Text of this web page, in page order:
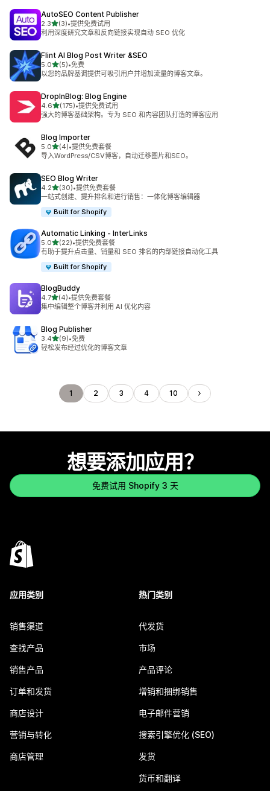
AutoSEO Content Publisher
2.3星（满分 5 星）
(3)
总共 3 条评论
•提供免费试用
利用深度研究文章和反向链接实现自动 SEO 优化
Flint AI Blog Post Writer &SEO
5.0星（满分 5 星）
(5)
总共 5 条评论
•免费
以您的品牌基调提供可吸引用户并增加流量的博客文章。
DropInBlog: Blog Engine
4.6星（满分 5 星）
(175)
总共 175 条评论
•提供免费试用
强大的博客基础架构。专为 SEO 和内容团队打造的博客应用
Blog Importer
5.0星（满分 5 星）
(4)
总共 4 条评论
•提供免费套餐
导入WordPress/CSV博客，自动迁移图片和SEO。
SEO Blog Writer
4.2星（满分 5 星）
(30)
总共 30 条评论
•提供免费套餐
一站式创建、提升排名和进行销售：一体化博客编辑器
Built for Shopify
Automatic Linking ‑ InterLinks
5.0星（满分 5 星）
(22)
总共 22 条评论
•提供免费套餐
有助于提升点击量、销量和 SEO 排名的内部链接自动化工具
Built for Shopify
BlogBuddy
4.7星（满分 5 星）
(4)
总共 4 条评论
•提供免费套餐
集中编辑整个博客并利用 AI 优化内容
Blog Publisher
3.4星（满分 5 星）
(9)
总共 9 条评论
•免费
轻松发布经过优化的博客文章
1 2 3 4 10
想要添加应用？
免费试用 Shopify 3 天
应用类别
销售渠道
查找产品
销售产品
订单和发货
商店设计
营销与转化
商店管理
热门类别
代发货
市场
产品评论
增销和捆绑销售
电子邮件营销
搜索引擎优化 (SEO)
发货
货币和翻译